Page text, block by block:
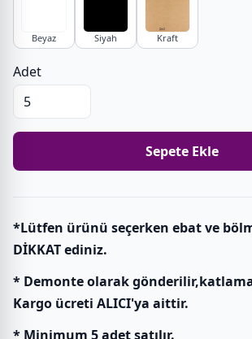
Beyaz Siyah Kraft
Adet
Sepete Ekle
*Lütfen ürünü seçerken ebat ve
DİKKAT ediniz.
* Demonte olarak
Kargo ücreti ALICI'ya aittir.
* Minimum 5 adet satılır.